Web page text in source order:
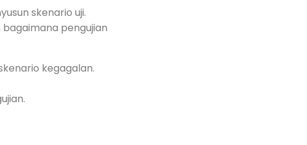
skenario uji.
pengujian
kegagalan.